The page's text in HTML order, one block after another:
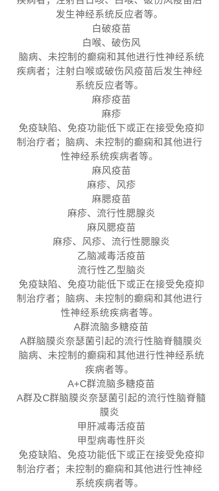
发生神经系统反应者等。
白破疫苗
白喉、破伤风
脑病、未控制的癫痫和其他进行性神经系统
疾病者；注射白喉或破伤风疫苗后发生神经
系统反应者等。
麻疹疫苗
麻疹
免疫缺陷、免疫功能低下或正在接受免疫抑
制治疗者；脑病、未控制的癫痫和其他进行
性神经系统疾病者等。
麻风疫苗
麻疹、风疹
麻腮疫苗
麻疹、流行性腮腺炎
麻风腮疫苗
麻疹、风疹、流行性腮腺炎
乙脑减毒活疫苗
流行性乙型脑炎
免疫缺陷、免疫功能低下或正在接受免疫抑
制治疗者；脑病、未控制的癫痫和其他进行
性神经系统疾病者等。
A群流脑多糖疫苗
A群脑膜炎奈瑟菌引起的流行性脑脊髓膜炎
脑病、未控制的癫痫和其他进行性神经系统
疾病者等。
A+C群流脑多糖疫苗
A群及C群脑膜炎奈瑟菌引起的流行性脑脊髓
膜炎
甲肝减毒活疫苗
甲型病毒性肝炎
免疫缺陷、免疫功能低下或正在接受免疫抑
制治疗者；未控制的癫痫和其他进行性神经
系统疾病者等。